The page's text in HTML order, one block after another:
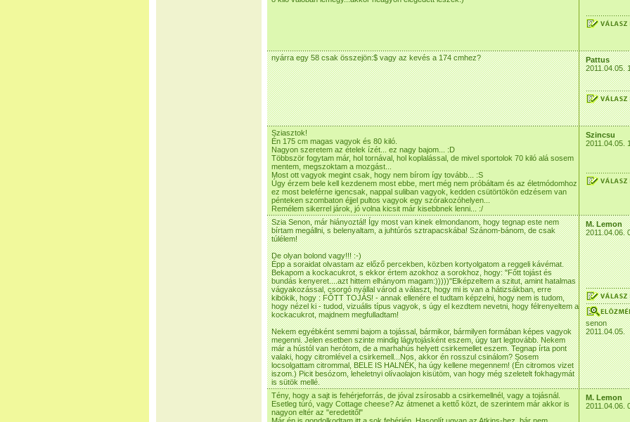
nyárra egy 58 csak összejön:$ vagy az kevés a 174 cmhez?
Pattus
2011.04.05.
Sziasztok!
Én 175 cm magas vagyok és 80 kiló.
Nagyon szeretem az ételek ízét... ez nagy bajom... :D
Többször fogytam már, hol tornával, hol koplalással, de mivel sportolok 70 kiló alá sosem
mentem, megszoktam a mozgást...
Most ott vagyok megint csak, hogy nem bírom így tovább... :S
Úgy érzem bele kell kezdenem most ebbe, mert még nem próbáltam és az életmódomhoz
ez most beleférne igencsak, nappal suliban vagyok, kedden csütörtökön edzésem van
pénteken szombaton éjjel pultos vagyok egy szórakozóhelyen...
Remélem sikerrel járok, jó volna kicsit már kisebbnek lenni... :/
Szincsu
2011.04.05.
Szia Senon, már hiányoztál! Így most van kinek elmondanom, hogy tegnap este nem
bírtam megállni, s belenyaltam, a juhtúrós sztrapacskába! Szánom-bánom, de csak
túlélem!
De olyan bolond vagy!!! :-)
Épp a soraidat olvastam az előző percekben, közben kortyolgatom a reggeli kávémat.
Bekapom a kockacukrot, s ekkor értem azokhoz a sorokhoz, hogy: "Főtt tojást és
bundás kenyeret....azt hittem elhányom magam:)))))"Elképzeltem a szitut, amint hatalmas
vágyakozással, csorgó nyállal várod a választ, hogy mi is van a hátizsákban, erre
kibökik, hogy : FŐTT TOJÁS! - annak ellenére el tudtam képzelni, hogy nem is tudom,
hogy nézel ki - tudod, vizuális típus vagyok, s úgy el kezdtem nevetni, hogy félrenyeltem a
kockacukrot, majdnem megfulladtam!
Nekem egyébként semmi bajom a tojással, bármikor, bármilyen formában képes vagyok
megenni. Jelen esetben szinte mindig lágytojásként eszem, úgy tart legtovább. Nekem
már a hústól van herótom, de a marhahús helyett csirkemellet eszem. Tegnap írta pont
valaki, hogy citromlével a csirkemell...Nos, akkor én rosszul csinálom? Sosem
locsolgattam citrommal, BELE IS HALNÉK, ha úgy kellene megennem! (Én citromos vizet
iszom.) Picit besózom, leheletnyi olívaolajon kisütöm, van hogy még szeletelt fokhagymát
is sütök mellé.
M. Lemon
2011.04.06.
senon
2011.04.05.
Tény, hogy a sajt is fehérjeforrás, de jóval zsírosabb a csirkemellnél, vagy a tojásnál.
Esetleg túró, vagy Cottage cheese? Az átmenet a kettő közt, de szerintem már akkor is
nagyon eltér az "eredetitől"
M. Lemon
2011.04.06.